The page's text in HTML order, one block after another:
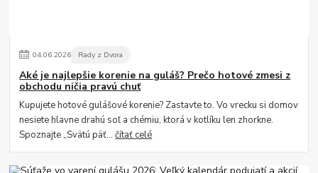
04.06.2026 Rady z Dvora
Aké je najlepšie korenie na guláš? Prečo hotové zmesi z
obchodu ničia pravú chuť
Kupujete hotové gulášové korenie? Zastavte to. Vo vrecku si domov
nesiete hlavne drahú soľ a chémiu, ktorá v kotlíku len zhorkne.
Spoznajte „Svätú päť...čítať celé